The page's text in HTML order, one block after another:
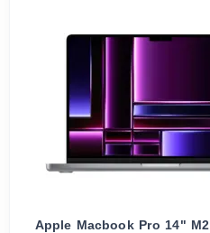
Apple Macbook Pro 14" M2